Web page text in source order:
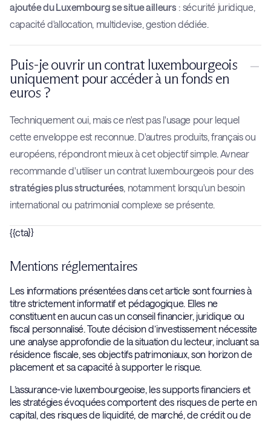
ajoutée du Luxembourg se situe ailleurs: sécurité juridique,
capacité d'allocation, multidevise, gestion dédiée.
Puis-je ouvrir un contrat luxembourgeois
uniquement pour accéder à un fonds en
euros ?
Techniquement oui, mais ce n'est pas l'usage pour lequel
cette enveloppe est reconnue. D'autres produits, français ou
européens, répondront mieux à cet objectif simple. Avnear
recommande d'utiliser un contrat luxembourgeois pour des
stratégies plus structurées, notamment lorsqu'un besoin
international ou patrimonial complexe se présente.
{{cta}}
Mentions réglementaires
Les informations présentées dans cet article sont fournies à
titre strictement informatif et pédagogique. Elles ne
constituent en aucun cas un conseil financier, juridique ou
fiscal personnalisé. Toute décision d’investissement nécessite
une analyse approfondie de la situation du lecteur, incluant sa
résidence fiscale, ses objectifs patrimoniaux, son horizon de
placement et sa capacité à supporter le risque.
L’assurance-vie luxembourgeoise, les supports financiers et
les stratégies évoquées comportent des risques de perte en
capital, des risques de liquidité, de marché, de crédit ou de